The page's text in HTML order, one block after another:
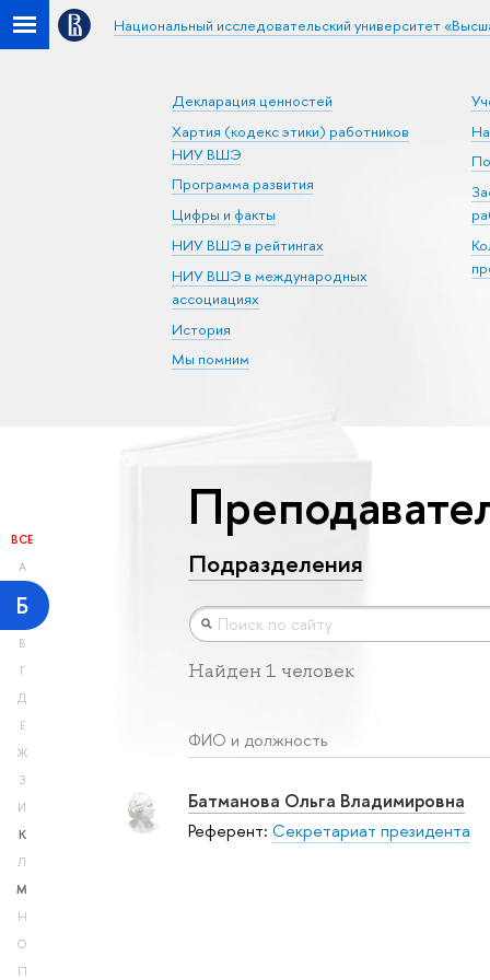
Национальный исследовательский университет
Декларация ценностей
Хартия (кодекс этики) работников
НИУ ВШЭ
Программа развития
Цифры и факты
НИУ ВШЭ в рейтингах
НИУ ВШЭ в международных
ассоциациях
История
Мы помним
ВСЕ
А
Б
В
Г
Д
Е
Ж
З
И
К
Л
М
Н
О
П
Подразделения
Найден 1 человек
ФИО и должность
Батманова Ольга Владимировна
Референт: Секретариат президента